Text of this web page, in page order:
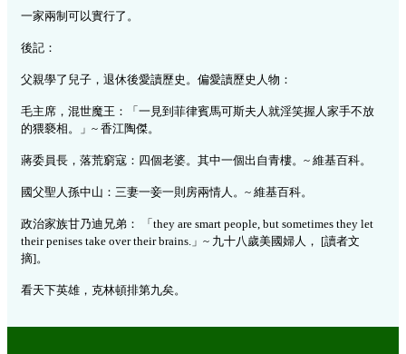
一家兩制可以實行了。
後記：
父親學了兒子，退休後愛讀歷史。偏愛讀歷史人物 ：
毛主席，混世魔王：「一見到菲律賓馬可斯夫人就淫笑握人家手不放
的猥褻相。」 ~ 香江陶傑。
蔣委員長，落荒窮寇：四個老婆。其中一個出自青樓。 ~ 維基百科。
國父聖人孫中山：三妻一妾一則房兩情人。 ~ 維基百科。
政治家族甘乃迪兄弟： 「 they are smart people, but sometimes they let
their penises take over their brains. 」 ~ 九十八歲美國婦人， [讀者文
摘]。
看天下英雄，克林頓排第九矣。